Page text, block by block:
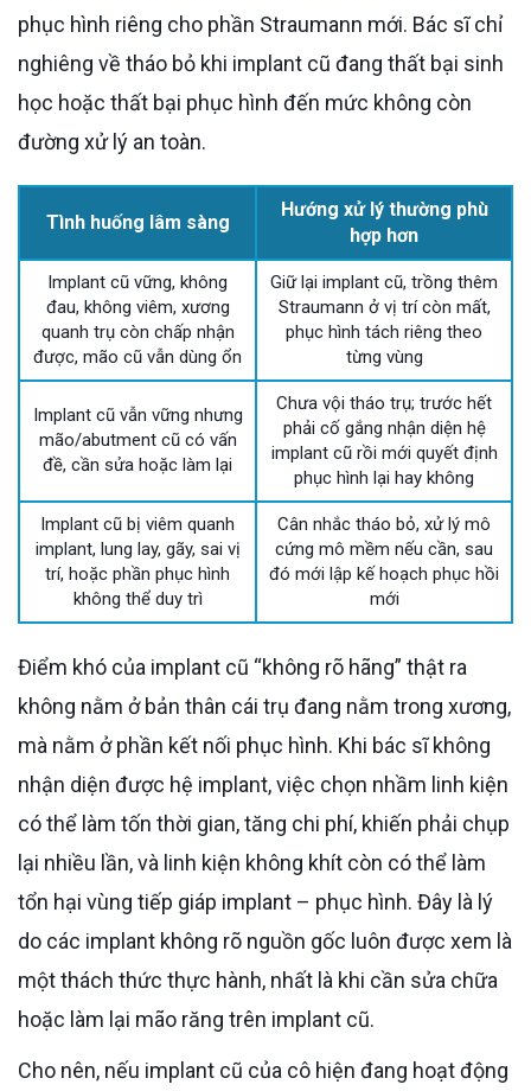
phục hình riêng cho phần Straumann mới. Bác sĩ chỉ
nghiêng về tháo bỏ khi implant cũ đang thất bại sinh
học hoặc thất bại phục hình đến mức không còn
đường xử lý an toàn.
Tình huống lâm sàng
Hướng xử lý thường phù
hợp hơn
Implant cũ vững, không
đau, không viêm, xương
quanh trụ còn chấp nhận
được, mão cũ vẫn dùng ổn
Giữ lại implant cũ, trồng thêm
Straumann ở vị trí còn mất,
phục hình tách riêng theo
từng vùng
Implant cũ vẫn vững nhưng
mão/abutment cũ có vấn
đề, cần sửa hoặc làm lại
Chưa vội tháo trụ; trước hết
phải cố gắng nhận diện hệ
implant cũ rồi mới quyết định
phục hình lại hay không
Implant cũ bị viêm quanh
implant, lung lay, gãy, sai vị
trí, hoặc phần phục hình
không thể duy trì
Cân nhắc tháo bỏ, xử lý mô
cứng mô mềm nếu cần, sau
đó mới lập kế hoạch phục hồi
mới
Điểm khó của implant cũ “không rõ hãng” thật ra
không nằm ở bản thân cái trụ đang nằm trong xương,
mà nằm ở phần kết nối phục hình. Khi bác sĩ không
nhận diện được hệ implant, việc chọn nhầm linh kiện
có thể làm tốn thời gian, tăng chi phí, khiến phải chụp
lại nhiều lần, và linh kiện không khít còn có thể làm
tổn hại vùng tiếp giáp implant – phục hình. Đây là lý
do các implant không rõ nguồn gốc luôn được xem là
một thách thức thực hành, nhất là khi cần sửa chữa
hoặc làm lại mão răng trên implant cũ.
Cho nên, nếu implant cũ của cô hiện đang hoạt động